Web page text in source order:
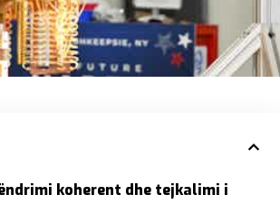
koherent dhe tejkalimi i